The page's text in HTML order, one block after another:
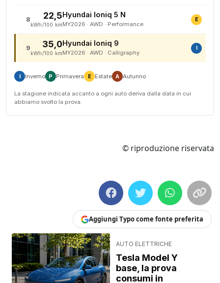
8 22,5
kWh/100 km
Hyundai Ioniq 5 N
MY2026 · AWD · Performance
E
9 35,0
kWh/100 km
Hyundai Ioniq 9
MY2026 · AWD · Calligraphy
I
I Inverno P Primavera E Estate A Autunno
La stagione indicata accanto a ogni auto deriva dalla data in cui
abbiamo svolto la prova.
© riproduzione riservata
Aggiungi Typo come fonte preferita
AUTO ELETTRICHE
Tesla Model Y
base, la prova
consumi in